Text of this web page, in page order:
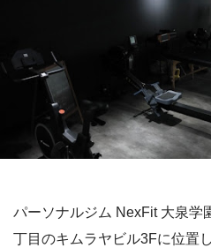
パーソナルジム NexFit 大泉学
丁目のキムラヤビル3Fに位置